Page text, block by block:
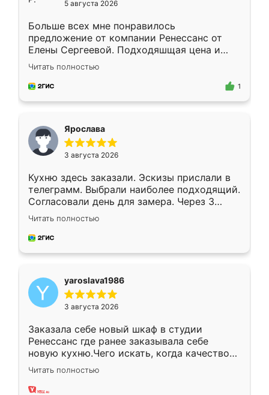
5 августа 2026
Больше всех мне понравилось
предложение от компании Ренессанс от
Елены Сергеевой. Подходяшщая цена и
короткие сроки изготовления. Приехавший
для замера сотрудник Владислав
предложил по моему эскизу самый
Читать полностью
1
Ярослава
3 августа 2026
Кухню здесь заказали. Эскизы прислали в
телеграмм. Выбрали наиболее подходящий.
Согласовали день для замера. Через 3
недели кухня была уже готова. Остались
довольны работой. Спасибо Ренессанс
мебель за качественную работу!
Читать полностью
yaroslava1986
3 августа 2026
Заказала себе новый шкаф в студии
Ренессанс где ранее заказывала себе
новую кухню.Чего искать, когда качеством
вполне довольна. Служит кухня уже почти
два года, нареканий нет.
Читать полностью